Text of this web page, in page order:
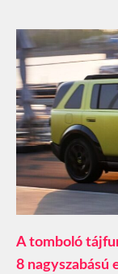
A tomboló
8